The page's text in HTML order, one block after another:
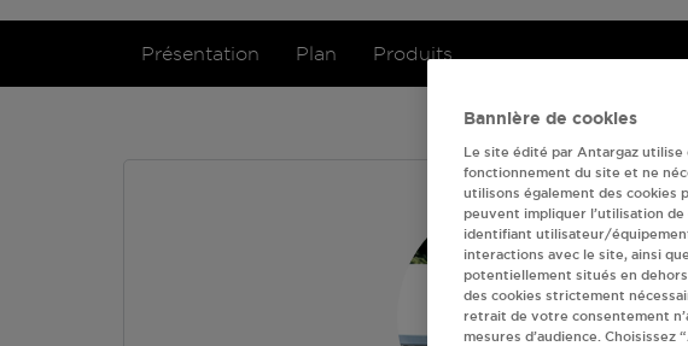
Présentation Plan Produits
Bannière de cookies
Le site édité par Antargaz
fonctionnement du site et ne
utilisons également des cookies
peuvent impliquer l’utilisation
identifiant utilisateur/
interactions avec le site, ainsi
potentiellement situés en dehors
des cookies strictement
retrait de votre consentement
mesures d’audience.